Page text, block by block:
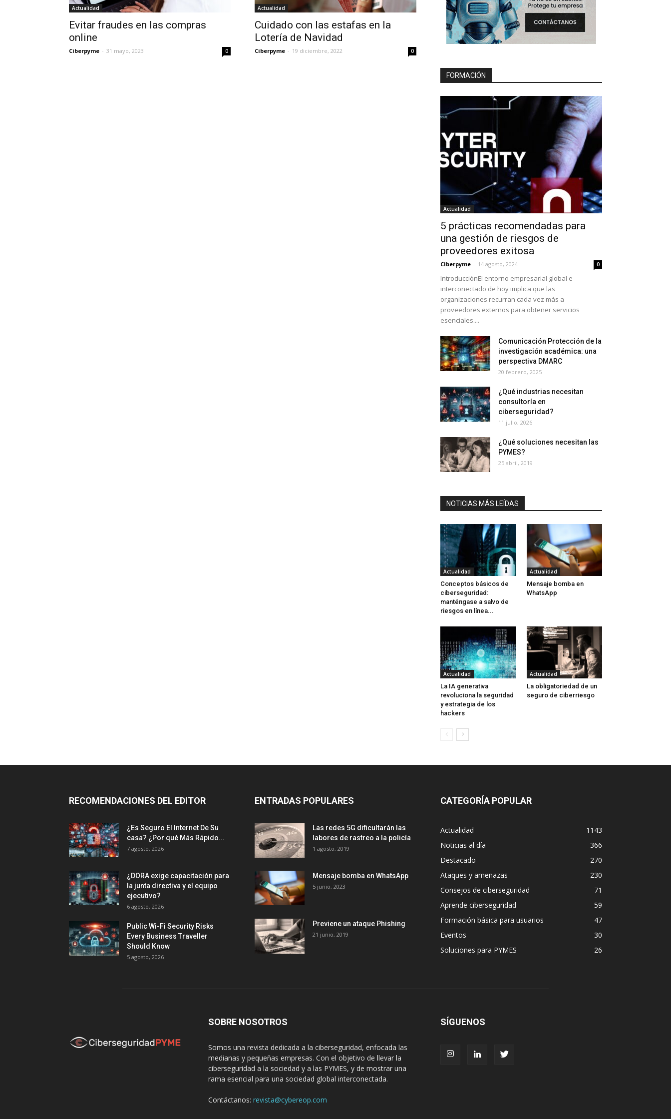
Actualidad
Evitar fraudes en las compras
online
Ciberpyme - 31 mayo, 2023 0
Actualidad
Cuidado con las estafas en la
Lotería de Navidad
Ciberpyme - 19 diciembre, 2022 0
FORMACIÓN
Actualidad
5 prácticas recomendadas para
una gestión de riesgos de
proveedores exitosa
Ciberpyme - 14 agosto, 2024 0
IntroducciónEl entorno empresarial global⁣ e
interconectado de hoy implica⁢ que las
organizaciones⁢ recurran cada vez más a
proveedores externos para obtener servicios ​
esenciales....
Comunicación Protección de la
investigación académica: una
perspectiva DMARC
20 febrero, 2025
¿Qué industrias necesitan
consultoría en
ciberseguridad?
11 julio, 2026
¿Qué soluciones necesitan las
PYMES?
25 abril, 2019
NOTICIAS MÁS LEÍDAS
Actualidad
Conceptos básicos de
ciberseguridad:
manténgase a salvo de
riesgos en línea...
Actualidad
Mensaje bomba en
WhatsApp
Actualidad
La IA generativa
revoluciona la seguridad
y estrategia de los
hackers
Actualidad
La obligatoriedad de un
seguro de ciberriesgo
RECOMENDACIONES DEL EDITOR
¿Es Seguro El Internet De Su
casa? ⁢¿Por qué Más Rápido...
7 agosto, 2026
¿DORA exige capacitación para
la junta directiva y el equipo
ejecutivo?
6 agosto, 2026
Public Wi-Fi Security Risks
Every Business Traveller
Should Know
5 agosto, 2026
ENTRADAS POPULARES
Las redes 5G dificultarán las
labores de rastreo a la policía
1 agosto, 2019
Mensaje bomba en WhatsApp
5 junio, 2023
Previene un ataque Phishing
21 junio, 2019
CATEGORÍA POPULAR
Actualidad
1143
Noticias al día
366
Destacado
270
Ataques y amenazas
230
Consejos de ciberseguridad
71
Aprende ciberseguridad
59
Formación básica para usuarios
47
Eventos
30
Soluciones para PYMES
26
SOBRE NOSOTROS
Somos una revista dedicada a la ciberseguridad, enfocada las
medianas y pequeñas empresas. Con el objetivo de llevar la
ciberseguridad a la sociedad y a las PYMES, y de mostrar una
rama esencial para una sociedad global interconectada.
Contáctanos: revista@cybereop.com
SÍGUENOS